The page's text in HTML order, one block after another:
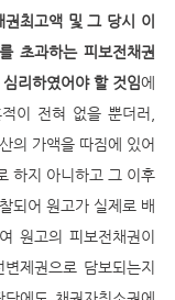
최고액 및 그 당시 이
초과하는 피보전채권
리하였어야 할 것임에
이 전혀 없을 뿐더러,
의 가액을 따짐에 있어
하지 아니하고 그 이후
되어 원고가 실제로 배
원고의 피보전채권이
제권으로 담보되는지